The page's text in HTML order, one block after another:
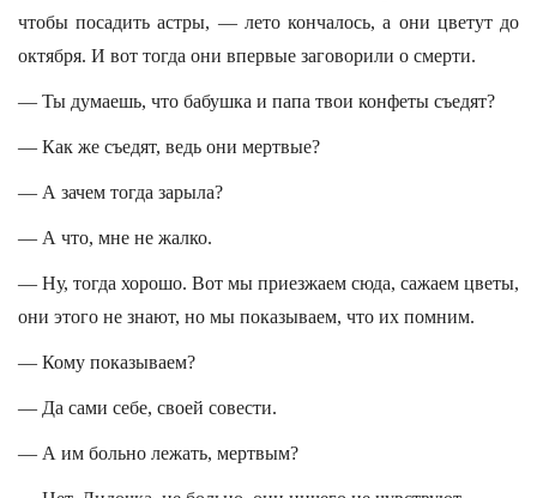
чтобы посадить астры, — лето кончалось, а они цветут до
октября. И вот тогда они впервые заговорили о смерти.
— Ты думаешь, что бабушка и папа твои конфеты съедят?
— Как же съедят, ведь они мертвые?
— А зачем тогда зарыла?
— А что, мне не жалко.
— Ну, тогда хорошо. Вот мы приезжаем сюда, сажаем цветы,
они этого не знают, но мы показываем, что их помним.
— Кому показываем?
— Да сами себе, своей совести.
— А им больно лежать, мертвым?